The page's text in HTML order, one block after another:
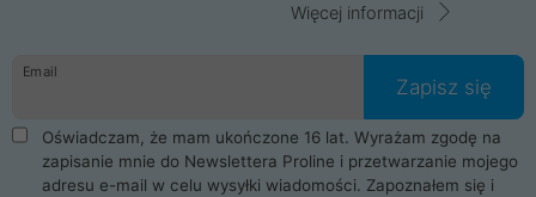
Więcej informacji
Email
Zapisz się
Oświadczam, że mam ukończone 16 lat. Wyrażam zgodę na
zapisanie mnie do Newslettera Proline i przetwarzanie mojego
adresu e-mail w celu wysyłki wiadomości. Zapoznałem się i